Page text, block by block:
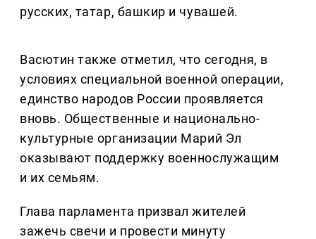
русских, татар, башкир и чувашей.
Васютин также отметил, что сегодня, в
условиях специальной военной операции,
единство народов России проявляется
вновь. Общественные и национально-
культурные организации Марий Эл
оказывают поддержку военнослужащим
и их семьям.
Глава парламента призвал жителей
зажечь свечи и провести минуту